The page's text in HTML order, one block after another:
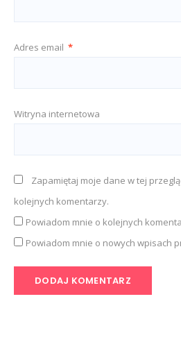
Adres email *
Witryna internetowa
Zapamiętaj moje dane w tej
kolejnych komentarzy.
Powiadom mnie o kolejnych
Powiadom mnie o nowych wpisach